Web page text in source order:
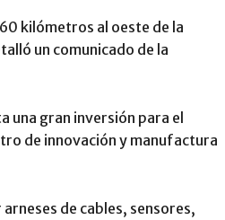
kilómetros al oeste de la
un comunicado de la
una gran inversión para el
de innovación y manufactura
de cables, sensores,